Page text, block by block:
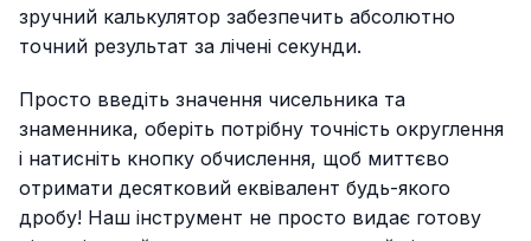
зручний калькулятор забезпечить абсолютно
точний результат за лічені секунди.
Просто введіть значення чисельника та
знаменника, оберіть потрібну точність округлення
і натисніть кнопку обчислення, щоб миттєво
отримати десятковий еквівалент будь-якого
дробу! Наш інструмент не просто видає готову